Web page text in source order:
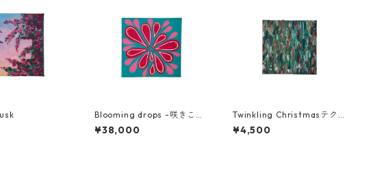
Blooming drops -咲きこぼ
れるしずく-
¥38,000
Twinkling Christmasテク
スチャー
¥4,500